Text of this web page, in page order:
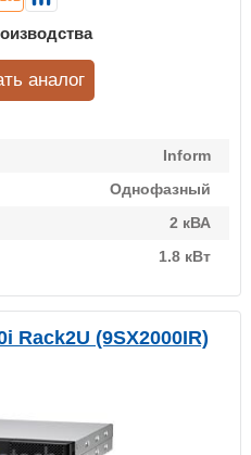
Inform
Однофазный
2 кВА
1.8 кВт
аналог
Rack2U (9SX2000IR)